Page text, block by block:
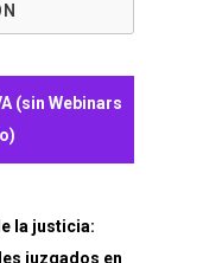
(sin Webinars
la justicia:
juzgados en